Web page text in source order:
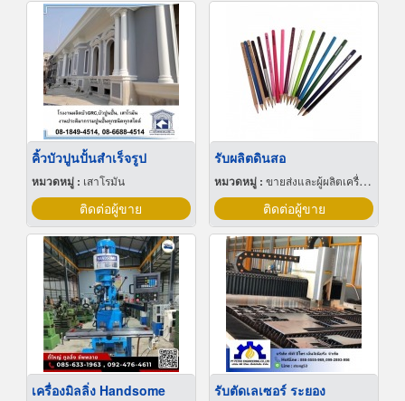
คิ้วบัวปูนปั้นสำเร็จรูป
หมวดหมู่ : เสาโรมัน
ติดต่อผู้ขาย
รับผลิตดินสอ
หมวดหมู่ : ขายส่งและผู้ผลิตเครื่องเขียน
ติดต่อผู้ขาย
เครื่องมิลลิ่ง Handsome รับตัดเลเซอร์ ระยอง